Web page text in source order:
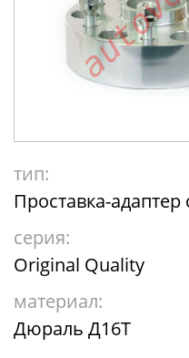
тип:
Проставка-
серия:
Original Quality
материал:
Дюраль Д16Т